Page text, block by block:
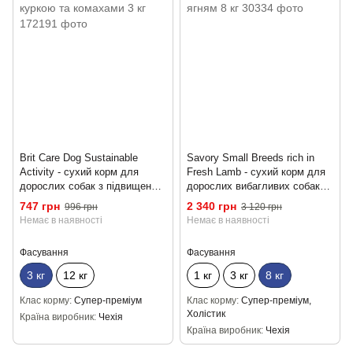
Brit Care Dog Sustainable
Activity - сухий корм для
дорослих собак з підвищеною
активністю з куркою та
комахами 3 кг
747 грн 996 грн
Немає в наявності
Фасування
3 кг 12 кг
Клас корму Супер-преміум
Країна виробник Чехія
Savory Small Breeds rich in
Fresh Lamb - сухий корм для
дорослих вибагливих собак
малих порід зі свіжим ягням 8
кг
2 340 грн 3 120 грн
Немає в наявності
Фасування
1 кг 3 кг 8 кг
Клас корму Супер-преміум,
Холістик
Країна виробник Чехія